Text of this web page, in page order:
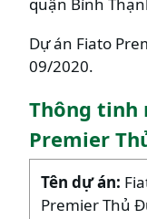
Dự án Fiato
09/2020.
Thông tinh
Premier
Tên dự án:
Premier Thủ